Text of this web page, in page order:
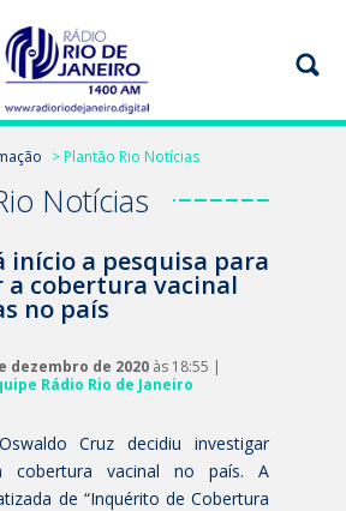
> Plantão Rio Notícias
Notícias
início a pesquisa para
a cobertura vacinal
no país
dezembro de 2020 às 18:55 |
Rádio Rio de Janeiro
Cruz decidiu investigar
cobertura vacinal no país. A
de “Inquérito de Cobertura